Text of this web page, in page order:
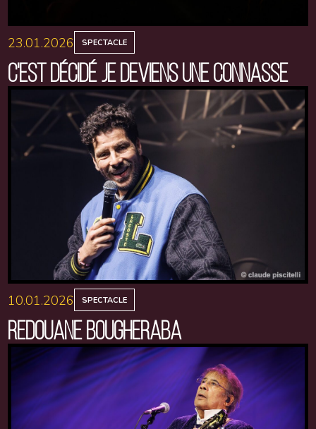
23.01.2026 SPECTACLE
C'EST DÉCIDÉ JE DEVIENS UNE CONNASSE
10.01.2026 SPECTACLE
REDOUANE BOUGHERABA